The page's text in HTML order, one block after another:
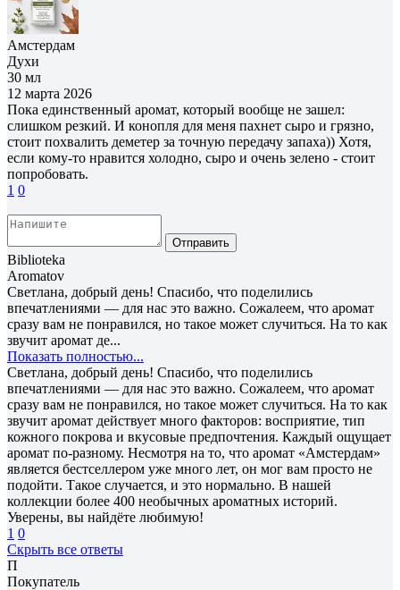
Амстердам
Духи
30 мл
12 марта 2026
Пока единственный аромат, который вообще не зашел:
слишком резкий. И конопля для меня пахнет сыро и грязно,
стоит похвалить деметер за точную передачу запаха)) Хотя,
если кому-то нравится холодно, сыро и очень зелено - стоит
попробовать.
1 0
Отправить
Biblioteka
Aromatov
Светлана, добрый день! Спасибо, что поделились
впечатлениями — для нас это важно. Сожалеем, что аромат
сразу вам не понравился, но такое может случиться. На то как
звучит аромат де...
Показать полностью...
Светлана, добрый день! Спасибо, что поделились
впечатлениями — для нас это важно. Сожалеем, что аромат
сразу вам не понравился, но такое может случиться. На то как
звучит аромат действует много факторов: восприятие, тип
кожного покрова и вкусовые предпочтения. Каждый ощущает
аромат по-разному. Несмотря на то, что аромат «Амстердам»
является бестселлером уже много лет, он мог вам просто не
подойти. Такое случается, и это нормально. В нашей
коллекции более 400 необычных ароматных историй.
Уверены, вы найдёте любимую!
1 0
Скрыть все ответы
П
Покупатель